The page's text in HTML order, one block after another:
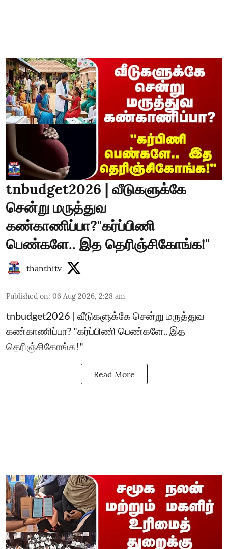
tnbudget2026 | வீடுகளுக்கே
சென்று மருத்துவ
கண்காணிப்பா?"கர்ப்பிணி
பெண்களே.. இத தெரிஞ்சிகோங்க!"
thanthitv
Published on: 06 Aug 2026, 2:28 am
tnbudget2026 | வீடுகளுக்கே சென்று மருத்துவ
கண்காணிப்பா? "கர்ப்பிணி பெண்களே.. இத
தெரிஞ்சிகோங்க!"
Read More